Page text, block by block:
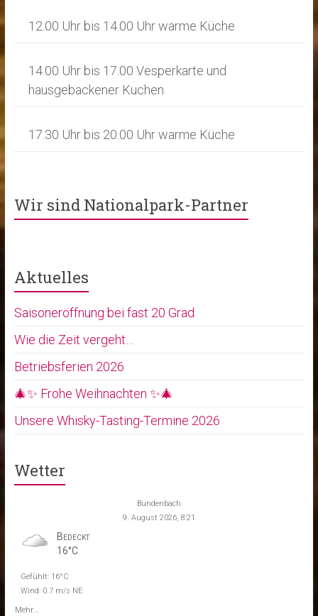
12.00 Uhr bis 14.00 Uhr warme Küche
14.00 Uhr bis 17.00 Vesperkarte und
hausgebackener Kuchen
17.30 Uhr bis 20.00 Uhr warme Küche
Wir sind Nationalpark-Partner
Aktuelles
Saisoneröffnung bei fast 20 Grad
Wie die Zeit vergeht…
Betriebsferien 2026
🎄✨ Frohe Weihnachten ✨🎄
Unsere Whisky-Tasting-Termine 2026
Wetter
Bundenbach
9. August 2026, 8:21
Bedeckt
16°C
Gefühlt: 16°C
Wind: 0.7 m/s NE
Mehr...